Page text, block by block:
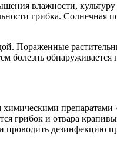
влажности,
грибка. Солнечная
Пораженные
болезнь
грибок и отвара
дезинфекцию